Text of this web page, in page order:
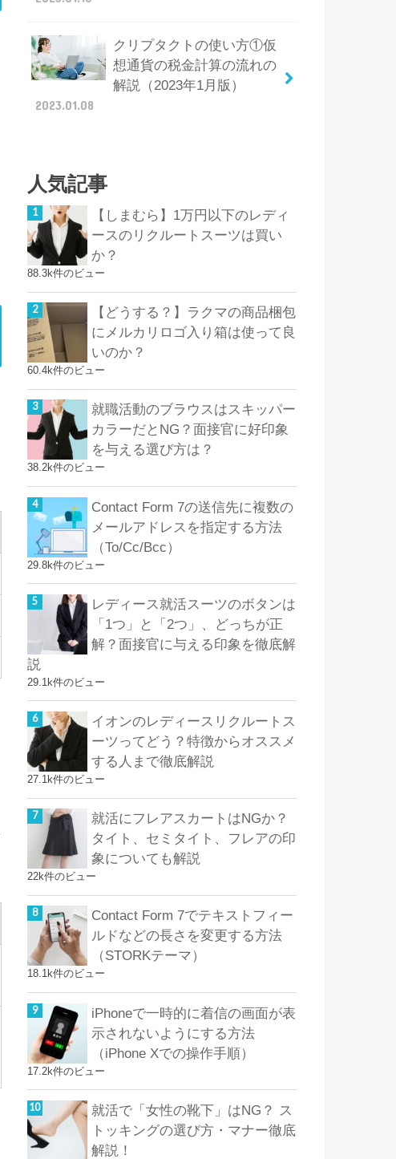
クリプタクトの使い方①仮
想通貨の税金計算の流れの
解説（2023年1月版）
2023.01.08
人気記事
【しまむら】1万円以下のレディ
ースのリクルートスーツは買い
か？
88.3k件のビュー
【どうする？】ラクマの商品梱包
にメルカリロゴ入り箱は使って良
いのか？
60.4k件のビュー
就職活動のブラウスはスキッパー
カラーだとNG？面接官に好印象
を与える選び方は？
38.2k件のビュー
Contact Form 7の送信先に複数の
メールアドレスを指定する方法
（To/Cc/Bcc）
29.8k件のビュー
レディース就活スーツのボタンは
「1つ」と「2つ」、どっちが正
解？面接官に与える印象を徹底解
説
29.1k件のビュー
イオンのレディースリクルートス
ーツってどう？特徴からオススメ
する人まで徹底解説
27.1k件のビュー
就活にフレアスカートはNGか？
タイト、セミタイト、フレアの印
象についても解説
22k件のビュー
Contact Form 7でテキストフィー
ルドなどの長さを変更する方法
（STORKテーマ）
18.1k件のビュー
iPhoneで一時的に着信の画面が表
示されないようにする方法
（iPhone Xでの操作手順）
17.2k件のビュー
就活で「女性の靴下」はNG？ ス
トッキングの選び方・マナー徹底
解説！